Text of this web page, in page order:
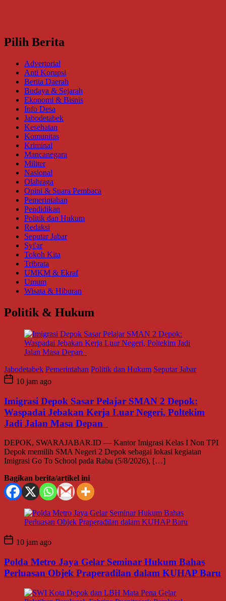
Pilih Berita
Advertorial
Anti Korupsi
Berita Daerah
Budaya & Sejarah
Ekonomi & Bisnis
Info Desa
Jabodetabek
Kesehatan
Komunitas
Kriminal
Mancanegara
Militer
Nasional
Olahraga
Opini & Suara Pembaca
Pemerintahan
Pendidikan
Politik dan Hukum
Redaksi
Seputar Jabar
Syi'ar
Tokoh Kita
Tribrata
UMKM & Ekraf
Umum
Wisata & Hiburan
Politik & Hukum
Jabodetabek Pemerintahan Politik dan Hukum Seputar Jabar
10 jam ago
Imigrasi Depok Sasar Pelajar SMAN 2 Depok:
Waspadai Jebakan Kerja Luar Negeri, Poltekim
Jadi Jalan Masa Depan
DEPOK, SWARAJABAR.ID — Kantor Imigrasi Kelas I Non TPI
Depok memilih SMA Negeri 2 Depok sebagai lokasi kegiatan
Imigrasi Go To School pada Rabu (5/8/2026), […]
Bagikan berita/artikel ini
10 jam ago
Polda Metro Jaya Gelar Seminar Hukum Bahas
Perluasan Objek Praperadilan dalam KUHAP Baru